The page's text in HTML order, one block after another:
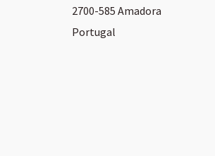
2700-585 Amadora
Portugal